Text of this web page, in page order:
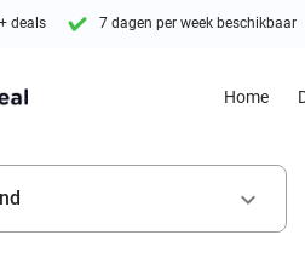
deals 7 dagen per week beschikbaar
Home
keyboard_arrow_down